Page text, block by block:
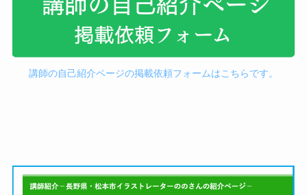
講師の自己紹介ページの掲載依頼フォームはこちらです。